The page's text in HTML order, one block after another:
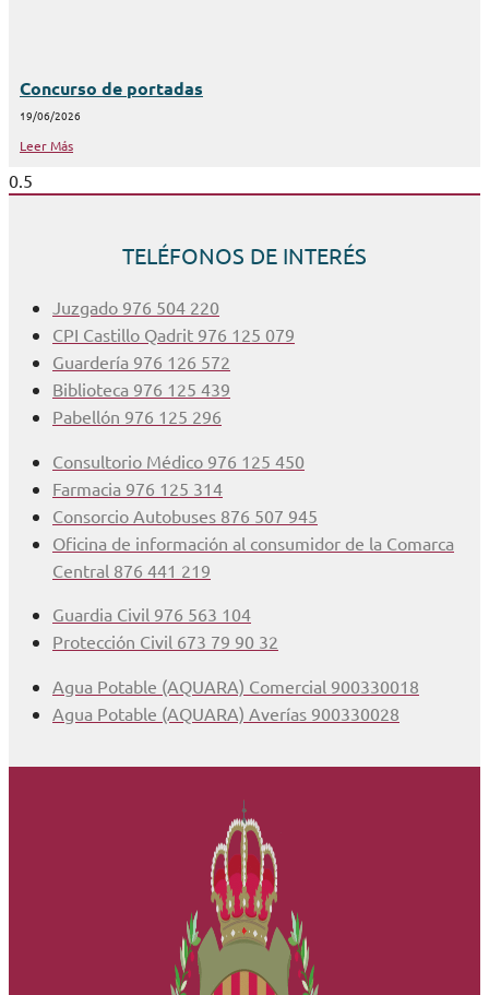
Concurso de portadas
19/06/2026
Leer Más
TELÉFONOS DE INTERÉS
Juzgado 976 504 220
CPI Castillo Qadrit 976 125 079
Guardería 976 126 572
Biblioteca 976 125 439
Pabellón 976 125 296
Consultorio Médico 976 125 450
Farmacia 976 125 314
Consorcio Autobuses 876 507 945
Oficina de información al consumidor de la Comarca
Central 876 441 219
Guardia Civil 976 563 104
Protección Civil 673 79 90 32
Agua Potable (AQUARA) Comercial 900330018
Agua Potable (AQUARA) Averías 900330028